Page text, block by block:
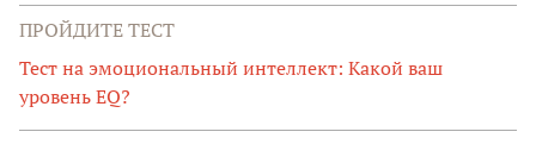
ПРОЙДИТЕ ТЕСТ
Тест на эмоциональный интеллект: Какой ваш
уровень EQ?